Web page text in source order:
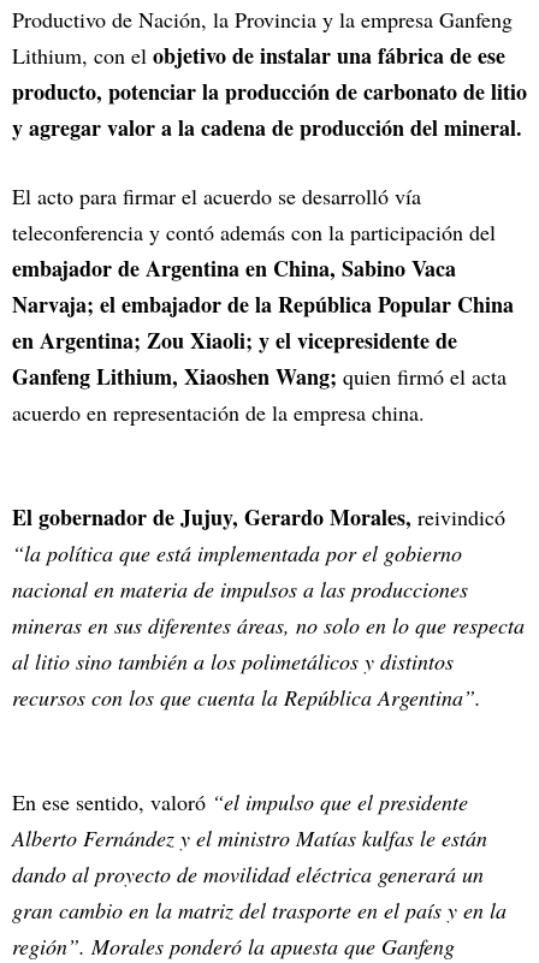
Productivo de Nación, la Provincia y la empresa Ganfeng
Lithium, con el objetivo de instalar una fábrica de ese
producto, potenciar la producción de carbonato de litio
y agregar valor a la cadena de producción del mineral.
El acto para firmar el acuerdo se desarrolló vía
teleconferencia y contó además con la participación del
embajador de Argentina en China, Sabino Vaca
Narvaja; el embajador de la República Popular China
en Argentina; Zou Xiaoli; y el vicepresidente de
Ganfeng Lithium, Xiaoshen Wang; quien firmó el acta
acuerdo en representación de la empresa china.
El gobernador de Jujuy, Gerardo Morales, reivindicó
“la política que está implementada por el gobierno
nacional en materia de impulsos a las producciones
mineras en sus diferentes áreas, no solo en lo que respecta
al litio sino también a los polimetálicos y distintos
recursos con los que cuenta la República Argentina”.
En ese sentido, valoró “el impulso que el presidente
Alberto Fernández y el ministro Matías kulfas le están
dando al proyecto de movilidad eléctrica generará un
gran cambio en la matriz del trasporte en el país y en la
región”. Morales ponderó la apuesta que Ganfeng